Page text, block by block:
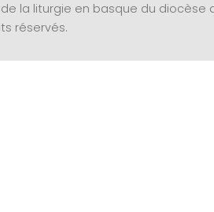
la liturgie en basque du diocèse
réservés.